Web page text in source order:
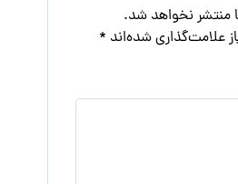
منتشر نخواهد شد.
علامت‌گذاری شده‌اند *